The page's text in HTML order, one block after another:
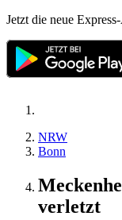
Jetzt die neue
NRW
Bonn
verletzt